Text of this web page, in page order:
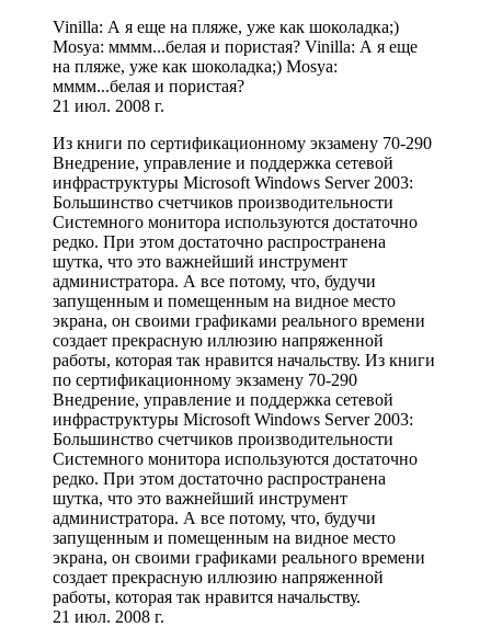
Vinilla: А я еще на пляже, уже как шоколадка;)
Mosya: мммм...белая и пористая? Vinilla: А я еще
на пляже, уже как шоколадка;) Mosya:
мммм...белая и пористая?
21 июл. 2008 г.
Из книги по сертификационному экзамену 70-290
Внедрение, управление и поддержка сетевой
инфраструктуры Microsoft Windows Server 2003:
Большинство счетчиков производительности
Системного монитора используются достаточно
редко. При этом достаточно распространена
шутка, что это важнейший инструмент
администратора. А все потому, что, будучи
запущенным и помещенным на видное место
экрана, он своими графиками реального времени
создает прекрасную иллюзию напряженной
работы, которая так нравится начальству. Из книги
по сертификационному экзамену 70-290
Внедрение, управление и поддержка сетевой
инфраструктуры Microsoft Windows Server 2003:
Большинство счетчиков производительности
Системного монитора используются достаточно
редко. При этом достаточно распространена
шутка, что это важнейший инструмент
администратора. А все потому, что, будучи
запущенным и помещенным на видное место
экрана, он своими графиками реального времени
создает прекрасную иллюзию напряженной
работы, которая так нравится начальству.
21 июл. 2008 г.